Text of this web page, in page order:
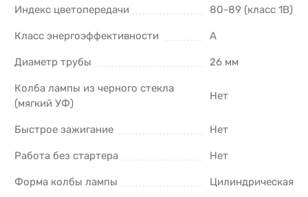
Индекс цветопередачи 80-89 (класс 1В)
Класс энергоэффективности A
Диаметр трубы 26 мм
Колба лампы из черного стекла
(мягкий УФ)
Нет
Быстрое зажигание Нет
Работа без стартера Нет
Форма колбы лампы Цилиндрическая